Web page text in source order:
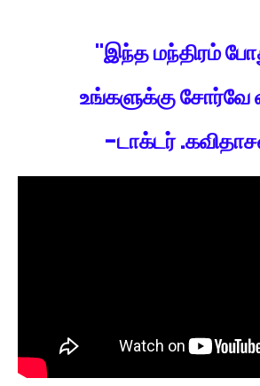
"இந்த மந்திரம்
உங்களுக்கு சோர்வே
-டாக்டர்